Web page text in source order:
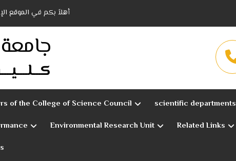
أهلاً بكم في الموقع
of the College of Science Council scientific departments
Environmental Research Unit Related Links